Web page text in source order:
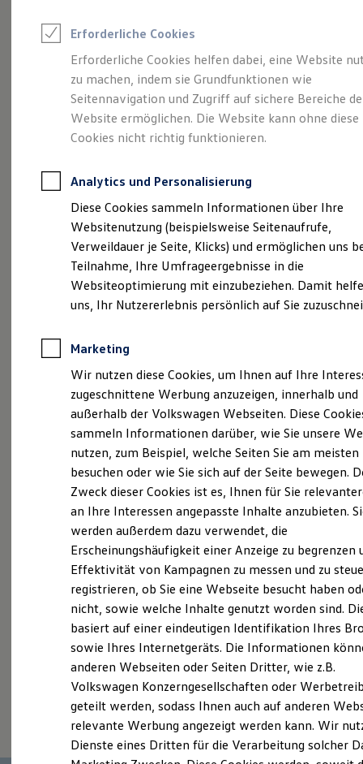
Saisonangebote
Leasing
Leasing-Angebote
Gebrauchtwagen Leasing
Junge Gebrauchtwagen-Leasing
Elektroauto Leasing
Kleinwagen-Leasing
Leasing ohne Anzahlung
Autokredit mit Schlussrate
Versicherungen und Garantien
Kfz-Versicherung
Restschuldversicherungen
Garantien
Wartungsverträge
Geschäftskunden
Professional Class bei Volkswagen
Großkunden
Behörden
Anpfiff zum Gewinn
Elektroautos
ID. Tutorials
Elektrofahrzeugkonzepte
Reichweite
Reichweite der ID. Modelle
Reichweite im Winter
Laden
Laden unterwegs
Laden Zuhause
Ladezeitensimulator
Batterie
Sicherheit
Garantie und Lebensdauer
Nachhaltigkeit
Technologie
Kosten und Kauf
Verbrauchskosten
Kaufoptionen
E-Auto-Förderung
Software und Konnektivität
Die ID. Software 6
ID. Software Versionen und Updates
Digitale Extras
Schnittstellen zu Ihrem ID.
Mehr Raum für alle(s).
Der Tayron.
Probefahrt vereinbaren
Fahrzeugangebot anfordern
Servicetermin buchen
Serviceanfrage stellen
Erforderliche Cookies
Erforderliche Cookies helfen dabei, eine Website
zu machen, indem sie Grundfunktionen wie
Seitennavigation und Zugriff auf sichere Bereiche
Website ermöglichen. Die Website kann ohne diese
Cookies nicht richtig funktionieren.
Analytics und Personalisierung
Diese Cookies sammeln Informationen über Ihre
Websitenutzung (beispielsweise Seitenaufrufe,
Verweildauer je Seite, Klicks) und ermöglichen uns
Teilnahme, Ihre Umfrageergebnisse in die
Websiteoptimierung mit einzubeziehen. Damit
uns, Ihr Nutzererlebnis persönlich auf Sie
Marketing
Wir nutzen diese Cookies, um Ihnen auf Ihre
zugeschnittene Werbung anzuzeigen, innerhalb und
außerhalb der Volkswagen Webseiten. Diese
sammeln Informationen darüber, wie Sie unsere
nutzen, zum Beispiel, welche Seiten Sie am meisten
besuchen oder wie Sie sich auf der Seite bewegen.
Zweck dieser Cookies ist es, Ihnen für Sie
an Ihre Interessen angepasste Inhalte anzubieten.
werden außerdem dazu verwendet, die
Erscheinungshäufigkeit einer Anzeige zu begrenzen
Effektivität von Kampagnen zu messen und zu
registrieren, ob Sie eine Webseite besucht haben
nicht, sowie welche Inhalte genutzt worden sind.
basiert auf einer eindeutigen Identifikation Ihres
sowie Ihres Internetgeräts. Die Informationen
anderen Webseiten oder Seiten Dritter, wie z.B.
Volkswagen Konzerngesellschaften oder
geteilt werden, sodass Ihnen auch auf anderen
relevante Werbung angezeigt werden kann. Wir
Dienste eines Dritten für die Verarbeitung solcher